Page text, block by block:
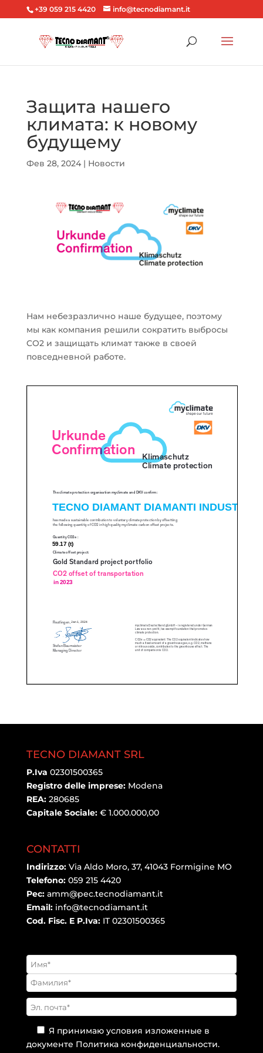
+39 059 215 4420 info@tecnodiamant.it
Защита нашего
климата: к новому
будущему
Фев 28, 2024| Новости
Нам небезразлично наше будущее, поэтому
мы как компания решили сократить выбросы
CO2 и защищать климат также в своей
повседневной работе.
TECNO DIAMANT SRL
P.Iva 02301500365
Registro delle imprese:Modena
REA:280685
Capitale Sociale: € 1.000.000,00
CONTATTI
Indirizzo: Via Aldo Moro, 37, 41043 Formigine MO
Telefono: 059 215 4420
Pec: amm@pec.tecnodiamant.it
Email: info@tecnodiamant.it
Cod. Fisc. E P.Iva:IT 02301500365
Я принимаю условия изложенные в
документе Политика конфиденциальности.